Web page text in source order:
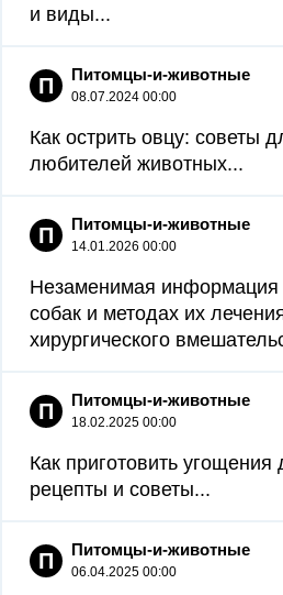
и виды...
П Питомцы-и-животные
08.07.2024 00:00
Как острить овцу: советы
любителей животных...
П Питомцы-и-животные
14.01.2026 00:00
Незаменимая информация
собак и методах их
хирургического
П Питомцы-и-животные
18.02.2025 00:00
Как приготовить
рецепты и советы...
П Питомцы-и-животные
06.04.2025 00:00